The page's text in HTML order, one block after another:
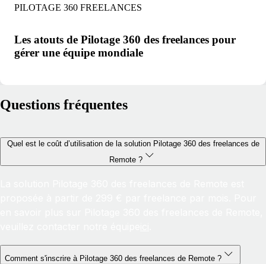
PILOTAGE 360 FREELANCES
Les atouts de Pilotage 360 des freelances pour
gérer une équipe mondiale
Questions fréquentes
Quel est le coût d’utilisation de la solution Pilotage 360 des freelances de
Remote ?
Comment s'inscrire à Pilotage 360 des freelances de Remote ?